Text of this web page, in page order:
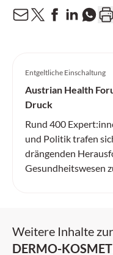
Entgeltliche Einschaltung
Austrian Health
Druck
Rund 400
und Politik trafen
drängenden
Gesundheitswesen
Weitere Inhalte
DERMO-